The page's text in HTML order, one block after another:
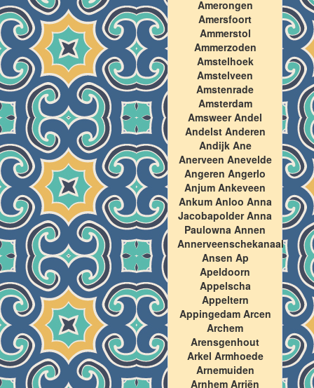
Amerongen
Amersfoort
Ammerstol
Ammerzoden
Amstelhoek
Amstelveen
Amstenrade
Amsterdam
Amsweer Andel
Andelst Anderen
Andijk Ane
Anerveen Anevelde
Angeren Angerlo
Anjum Ankeveen
Ankum Anloo Anna
Jacobapolder Anna
Paulowna Annen
Annerveenschekanaal
Ansen Ap
Apeldoorn
Appelscha
Appeltern
Appingedam Arcen
Archem
Arensgenhout
Arkel Armhoede
Arnemuiden
Arnhem Arriën